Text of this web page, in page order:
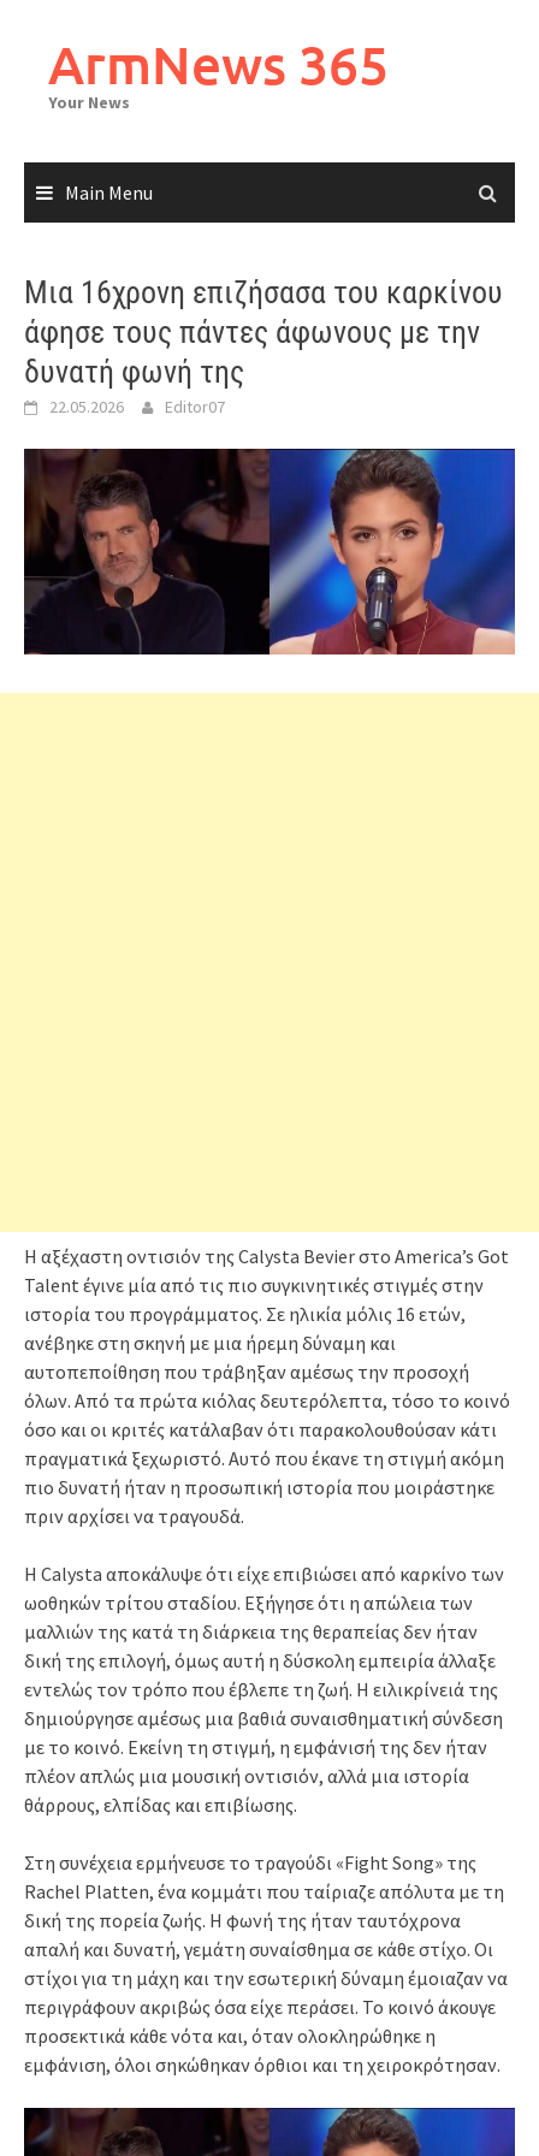
contentArmNews 365
Your News
Main Menu
Μια 16χρονη επιζήσασα του καρκίνου
άφησε τους πάντες άφωνους με την
δυνατή φωνή της
22.05.2026 Editor07
Η αξέχαστη οντισιόν της Calysta Bevier στο America’s Got
Talent έγινε μία από τις πιο συγκινητικές στιγμές στην
ιστορία του προγράμματος. Σε ηλικία μόλις 16 ετών,
ανέβηκε στη σκηνή με μια ήρεμη δύναμη και
αυτοπεποίθηση που τράβηξαν αμέσως την προσοχή
όλων. Από τα πρώτα κιόλας δευτερόλεπτα, τόσο το κοινό
όσο και οι κριτές κατάλαβαν ότι παρακολουθούσαν κάτι
πραγματικά ξεχωριστό. Αυτό που έκανε τη στιγμή ακόμη
πιο δυνατή ήταν η προσωπική ιστορία που μοιράστηκε
πριν αρχίσει να τραγουδά.
Η Calysta αποκάλυψε ότι είχε επιβιώσει από καρκίνο των
ωοθηκών τρίτου σταδίου. Εξήγησε ότι η απώλεια των
μαλλιών της κατά τη διάρκεια της θεραπείας δεν ήταν
δική της επιλογή, όμως αυτή η δύσκολη εμπειρία άλλαξε
εντελώς τον τρόπο που έβλεπε τη ζωή. Η ειλικρίνειά της
δημιούργησε αμέσως μια βαθιά συναισθηματική σύνδεση
με το κοινό. Εκείνη τη στιγμή, η εμφάνισή της δεν ήταν
πλέον απλώς μια μουσική οντισιόν, αλλά μια ιστορία
θάρρους, ελπίδας και επιβίωσης.
Στη συνέχεια ερμήνευσε το τραγούδι «Fight Song» της
Rachel Platten, ένα κομμάτι που ταίριαζε απόλυτα με τη
δική της πορεία ζωής. Η φωνή της ήταν ταυτόχρονα
απαλή και δυνατή, γεμάτη συναίσθημα σε κάθε στίχο. Οι
στίχοι για τη μάχη και την εσωτερική δύναμη έμοιαζαν να
περιγράφουν ακριβώς όσα είχε περάσει. Το κοινό άκουγε
προσεκτικά κάθε νότα και, όταν ολοκληρώθηκε η
εμφάνιση, όλοι σηκώθηκαν όρθιοι και τη χειροκρότησαν.